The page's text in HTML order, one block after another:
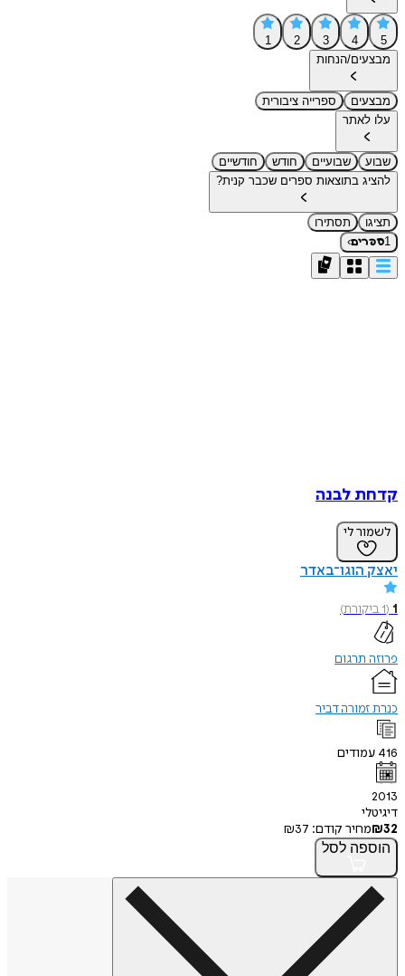
5
4
3
2
1
מבצעים/הנחות
מבצעים
ספרייה ציבורית
עלו לאתר
שבוע שבועיים חודש
חודשיים
להציג בתוצאות ספרים שכבר קנית?
תציגו
תסתירו
1ספרים›
קדחת לבנה
לשמור לי
יאצק הוגו־באדר
1
(
1ביקורת)
פרוזה תרגום
כנרת זמורה דביר
416 עמודים
2013
דיגיטלי
₪32 מחיר קודם: ₪37
הוספה לסל